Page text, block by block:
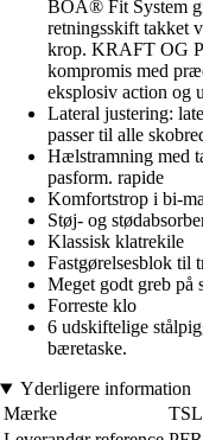
BOA® Fit System
retningsskift takket
krop. KRAFT OG
kompromis med
eksplosiv action og
Lateral justering:
passer til alle
Hælstramning med
pasform. rapide
Komfortstrop i bi-
Støj- og
Klassisk klatrekile
Fastgørelsesblok til
Meget godt greb på
Forreste klo
6 udskiftelige
bæretaske.
Yderligere information
Mærke
TSL